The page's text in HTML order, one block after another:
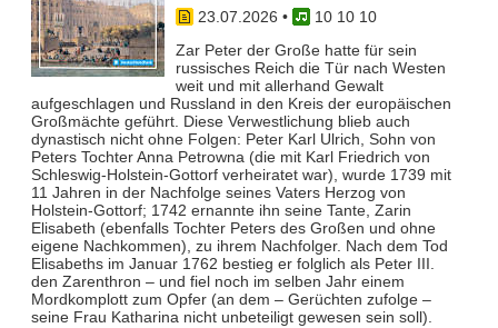
23.07.2026 •
10 10 10
Zar Peter der Große hatte für sein
russisches Reich die Tür nach Westen
weit und mit allerhand Gewalt
aufgeschlagen und Russland in den Kreis der europäischen
Großmächte geführt. Diese Verwestlichung blieb auch
dynastisch nicht ohne Folgen: Peter Karl Ulrich, Sohn von
Peters Tochter Anna Petrowna (die mit Karl Friedrich von
Schleswig-Holstein-Gottorf verheiratet war), wurde 1739 mit
11 Jahren in der Nachfolge seines Vaters Herzog von
Holstein-Gottorf; 1742 ernannte ihn seine Tante, Zarin
Elisabeth (ebenfalls Tochter Peters des Großen und ohne
eigene Nachkommen), zu ihrem Nachfolger. Nach dem Tod
Elisabeths im Januar 1762 bestieg er folglich als Peter III.
den Zarenthron – und fiel noch im selben Jahr einem
Mordkomplott zum Opfer (an dem – Gerüchten zufolge –
seine Frau Katharina nicht unbeteiligt gewesen sein soll).